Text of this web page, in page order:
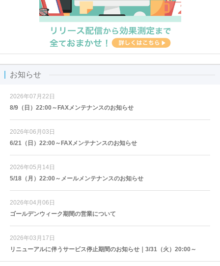
お知らせ
2026年07月22日
8/9（日）22:00～FAXメンテナンスのお知らせ
2026年06月03日
6/21（日）22:00～FAXメンテナンスのお知らせ
2026年05月14日
5/18（月）22:00～メールメンテナンスのお知らせ
2026年04月06日
ゴールデンウィーク期間の営業について
2026年03月17日
リニューアルに伴うサービス停止期間のお知らせ｜3/31（火）20:00～